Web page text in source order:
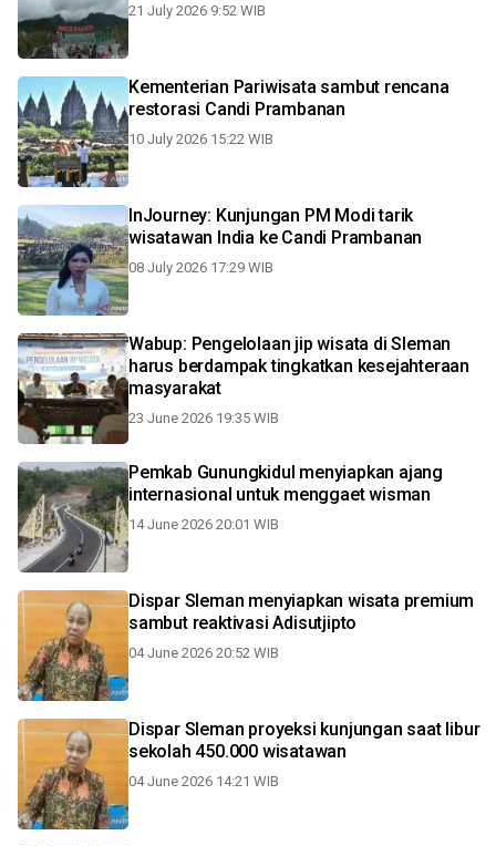
21 July 2026 9:52 WIB
Kementerian Pariwisata sambut rencana
restorasi Candi Prambanan
10 July 2026 15:22 WIB
InJourney: Kunjungan PM Modi tarik
wisatawan India ke Candi Prambanan
08 July 2026 17:29 WIB
Wabup: Pengelolaan jip wisata di Sleman
harus berdampak tingkatkan kesejahteraan
masyarakat
23 June 2026 19:35 WIB
Pemkab Gunungkidul menyiapkan ajang
internasional untuk menggaet wisman
14 June 2026 20:01 WIB
Dispar Sleman menyiapkan wisata premium
sambut reaktivasi Adisutjipto
04 June 2026 20:52 WIB
Dispar Sleman proyeksi kunjungan saat libur
sekolah 450.000 wisatawan
04 June 2026 14:21 WIB